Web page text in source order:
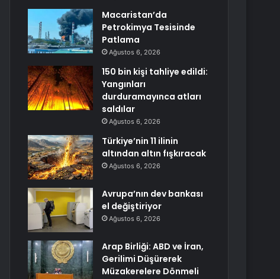
Macaristan’da
Petrokimya Tesisinde
Patlama
Ağustos 6, 2026
150 bin kişi tahliye edildi:
Yangınları
durduramayınca atları
saldılar
Ağustos 6, 2026
Türkiye’nin 11 ilinin
altından altın fışkıracak
Ağustos 6, 2026
Avrupa’nın dev bankası
el değiştiriyor
Ağustos 6, 2026
Arap Birliği: ABD ve İran,
Gerilimi Düşürerek
Müzakerelere Dönmeli